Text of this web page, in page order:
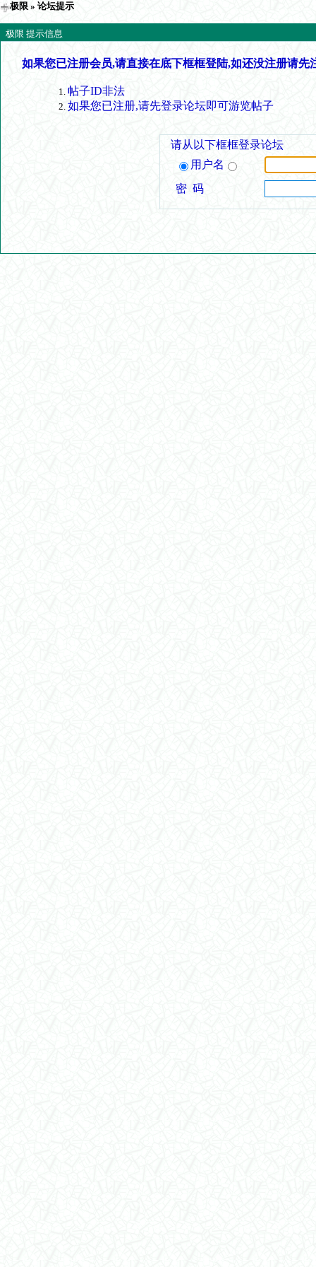
极限 » 论坛提示
极限 提示信息
如果您已注册会员,请直接在底下框框登陆,如还没注册请先
帖子ID非法
如果您已注册,请先登录论坛即可游览帖子
请从以下框框登录论坛
用户名
密 码